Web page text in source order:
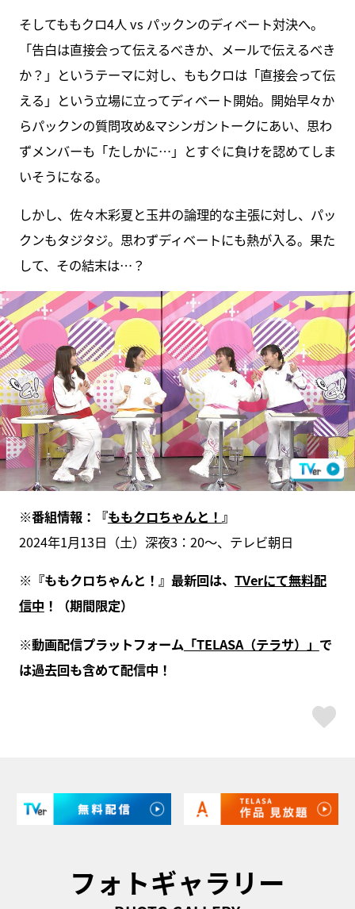
そしてももクロ4人 vs パックンのディベート対決へ。
「告白は直接会って伝えるべきか、メールで伝えるべき
か？」というテーマに対し、ももクロは「直接会って伝
える」という立場に立ってディベート開始。開始早々か
らパックンの質問攻め&マシンガントークにあい、思わ
ずメンバーも「たしかに…」とすぐに負けを認めてしま
いそうになる。
しかし、佐々木彩夏と玉井の論理的な主張に対し、パッ
クンもタジタジ。思わずディベートにも熱が入る。果た
して、その結末は…？
※番組情報：『ももクロちゃんと！ 』
2024年1月13日（土）深夜3：20～、テレビ朝日
※『ももクロちゃんと！』最新回は、 TVerにて無料配
信中 ！（期間限定）
※動画配信プラットフォーム 「TELASA（テラサ）」 で
は過去回も含めて配信中！
フォトギャラリー